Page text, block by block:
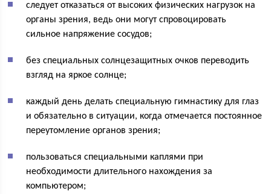
следует отказаться от высоких физических нагрузок на
органы зрения, ведь они могут спровоцировать
сильное напряжение сосудов;
без специальных солнцезащитных очков переводить
взгляд на яркое солнце;
каждый день делать специальную гимнастику для глаз
и обязательно в ситуации, когда отмечается постоянное
переутомление органов зрения;
пользоваться специальными каплями при
необходимости длительного нахождения за
компьютером;